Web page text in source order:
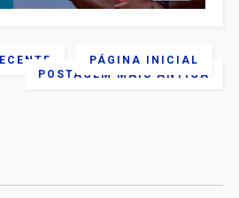
POSTAGEM MAIS ANTIGA
PÁGINA INICIAL